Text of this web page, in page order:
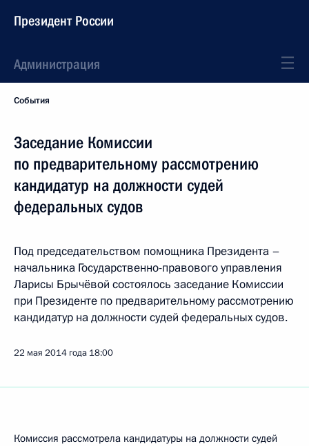
Президент России
Администрация
События
Заседание Комиссии
по предварительному рассмотрению
кандидатур на должности судей
федеральных судов
Под председательством помощника Президента –
начальника Государственно-правового управления
Ларисы Брычёвой состоялось заседание Комиссии
при Президенте по предварительному рассмотрению
кандидатур на должности судей федеральных судов.
22 мая 2014 года 18:00
Комиссия рассмотрела кандидатуры на должности судей